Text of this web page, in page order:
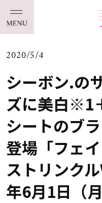
2020/5/4
シーボン.の
ズに美白※1
シートのブ
登場「フェ
ストリンク
年6月1日（